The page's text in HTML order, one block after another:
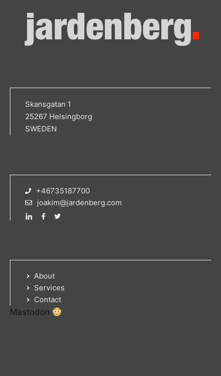
Skansgatan 1
25267 Helsingborg
SWEDEN
+46735187700
joakim@jardenberg.com
About
Services
Contact
Mastodon